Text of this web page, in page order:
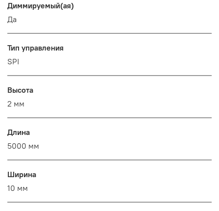
Диммируемый(ая)
Да
Тип управления
SPI
Высота
2 мм
Длина
5000 мм
Ширина
10 мм